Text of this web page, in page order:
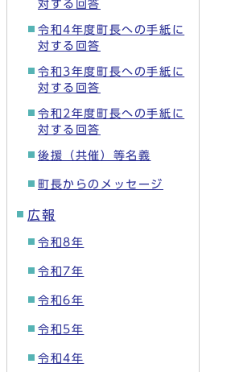
対する回答
令和4年度町長への手紙に
対する回答
令和3年度町長への手紙に
対する回答
令和2年度町長への手紙に
対する回答
後援（共催）等名義
町長からのメッセージ
広報
令和8年
令和7年
令和6年
令和5年
令和4年